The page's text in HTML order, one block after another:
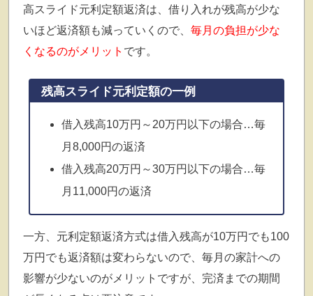
高スライド元利定額返済は、借り入れが残高が少な
いほど返済額も減っていくので、 毎月の負担が少な
くなるのがメリット です。
残高スライド元利定額の一例
借入残高10万円～20万円以下の場合…毎
月8,000円の返済
借入残高20万円～30万円以下の場合…毎
月11,000円の返済
一方、元利定額返済方式は借入残高が10万円でも100
万円でも返済額は変わらないので、毎月の家計への
影響が少ないのがメリットですが、完済までの期間